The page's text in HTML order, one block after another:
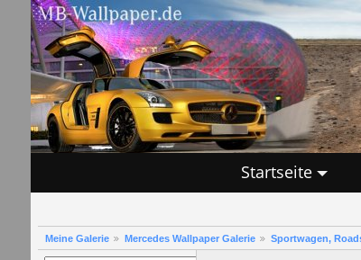
Startseite
Meine Galerie Mercedes Wallpaper Galerie Sportwagen,